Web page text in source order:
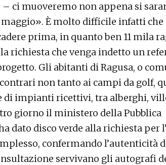
ci muoveremo non appena si
È molto difficile infatti che
prima, in quanto ben 11 mila
richiesta che venga indetto un
Gli abitanti di Ragusa, o
non tanto ai campi da golf,
impianti ricettivi, tra alberghi,
giorno il ministero della Pubblica
dato disco verde alla richiesta per
confermando l’autenticità
servivano gli autografi